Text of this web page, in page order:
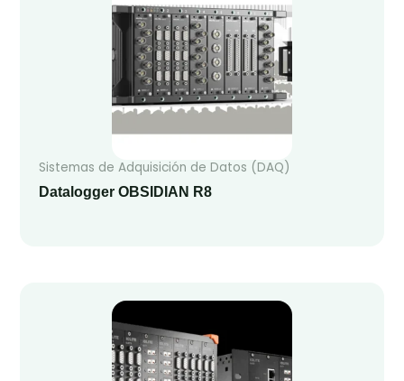
Sistemas de Adquisición de Datos (DAQ)
Datalogger OBSIDIAN R8